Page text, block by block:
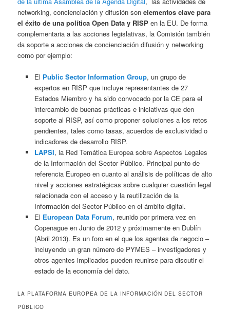
networking, concienciación y difusión sonelementos clave para
el éxito de una política Open Data y RISP en la EU. De forma
complementaria a las acciones legislativas, la Comisión también
da soporte a acciones de concienciación difusión y networking
como por ejemplo:
El Public Sector Information Group, un grupo de
expertos en RISP que incluye representantes de 27
Estados Miembro y ha sido convocado por la CE para el
intercambio de buenas prácticas e iniciativas que den
soporte al RISP, así como proponer soluciones a los retos
pendientes, tales como tasas, acuerdos de exclusividad o
indicadores de desarrollo RISP.
LAPSI, la Red Temática Europea sobre Aspectos Legales
de la Información del Sector Público. Principal punto de
referencia Europeo en cuanto al análisis de políticas de alto
nivel y acciones estratégicas sobre cualquier cuestión legal
relacionada con el acceso y la reutilización de la
Información del Sector Público en el ámbito digital.
El European Data Forum, reunido por primera vez en
Copenague en Junio de 2012 y próximamente en Dublín
(Abril 2013). Es un foro en el que los agentes de negocio –
incluyendo un gran número de PYMES – investigadores y
otros agentes implicados pueden reunirse para discutir el
estado de la economía del dato.
LA PLATAFORMA EUROPEA DE LA INFORMACIÓN DEL SECTOR
PÚBLICO